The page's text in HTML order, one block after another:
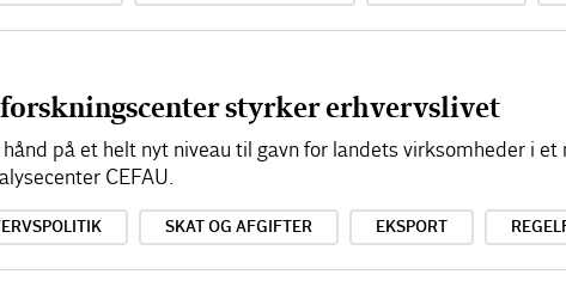
styrker erhvervslivet
på et helt nyt niveau til gavn for landets virksomheder i
CEFAU.
SKAT OG AFGIFTER EKSPORT